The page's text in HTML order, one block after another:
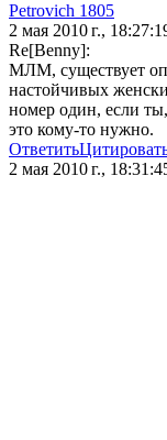
Petrovich 1805
2 мая 2010 г.,
Re[Benny]:
МЛМ, существует
настойчивых
номер один, если
это кому-то нужно.
Ответить
2 мая 2010 г.,